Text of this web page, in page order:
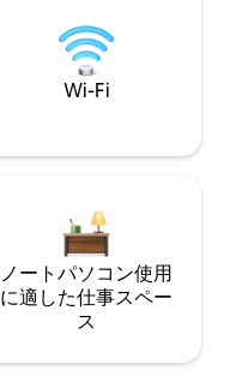
Wi-Fi
ノートパソコン使用
に適した仕事スペー
ス